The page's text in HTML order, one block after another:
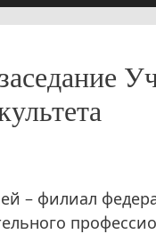
– филиал